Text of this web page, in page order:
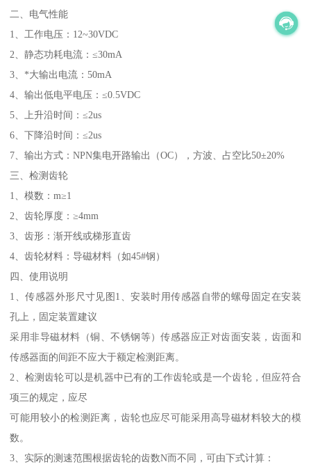
二、电气性能
1、工作电压：12~30VDC
2、静态功耗电流：≤30mA
3、*大输出电流：50mA
4、输出低电平电压：≤0.5VDC
5、上升沿时间：≤2us
6、下降沿时间：≤2us
7、输出方式：NPN集电开路输出（OC），方波、占空比50±20%
三、检测齿轮
1、模数：m≥1
2、齿轮厚度：≥4mm
3、齿形：渐开线或梯形直齿
4、齿轮材料：导磁材料（如45#钢）
四、使用说明
1、传感器外形尺寸见图1、安装时用传感器自带的螺母固定在安装
孔上，固定装置建议
采用非导磁材料（铜、不锈钢等）传感器应正对齿面安装，齿面和
传感器面的间距不应大于额定检测距离。
2、检测齿轮可以是机器中已有的工作齿轮或是一个齿轮，但应符合
项三的规定，应尽
可能用较小的检测距离，齿轮也应尽可能采用高导磁材料较大的模
数。
3、实际的测速范围根据齿轮的齿数N而不同，可由下式计算：